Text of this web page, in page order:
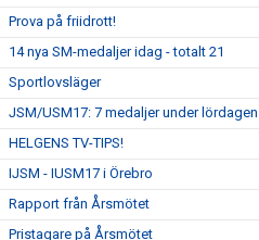
Prova på friidrott!
14 nya SM-medaljer idag - totalt 21
Sportlovsläger
JSM/USM17: 7 medaljer under lördagen
HELGENS TV-TIPS!
IJSM - IUSM17 i Örebro
Rapport från Årsmötet
Pristagare på Årsmötet